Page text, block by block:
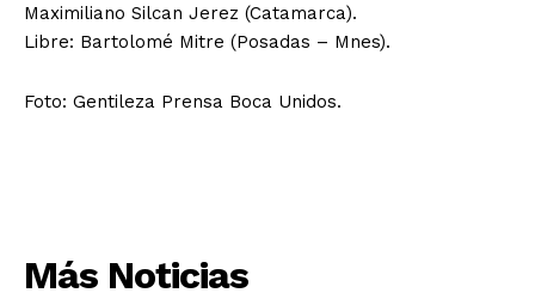
Maximiliano Silcan Jerez (Catamarca).
Libre: Bartolomé Mitre (Posadas – Mnes).
Foto: Gentileza Prensa Boca Unidos.
Más Noticias